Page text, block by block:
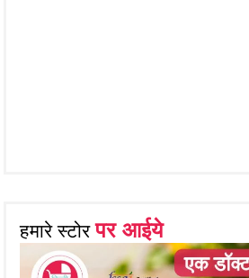
हमारे स्टोरपर आईये